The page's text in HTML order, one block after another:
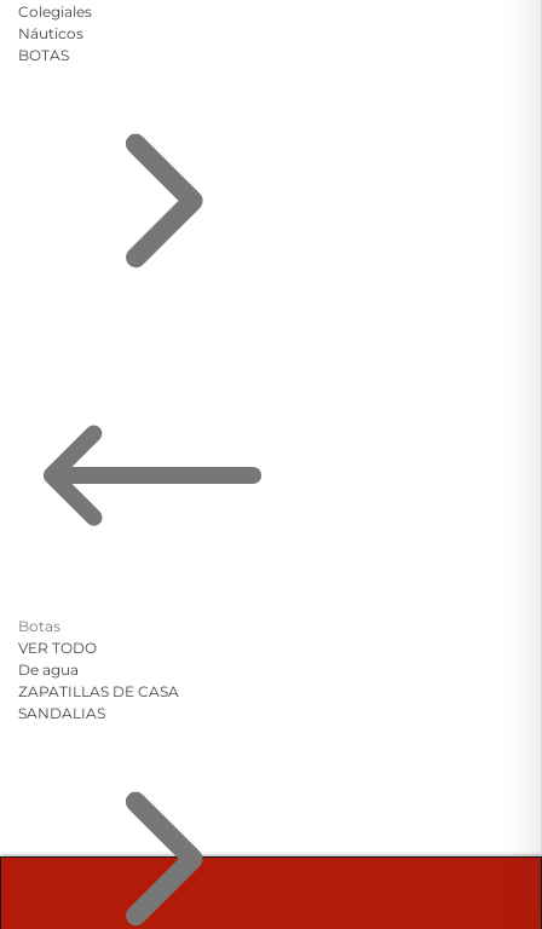
Colegiales
Náuticos
BOTAS
Botas
VER TODO
De agua
ZAPATILLAS DE CASA
SANDALIAS